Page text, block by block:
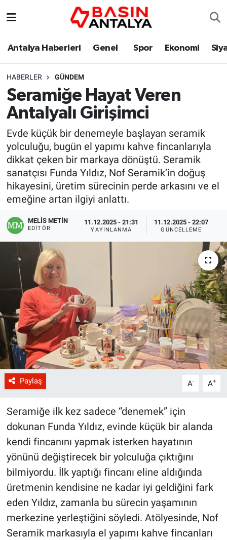
Antalya Haberleri Genel Spor Ekonomi
HABERLER GÜNDEM
Seramiğe Hayat Veren
Antalyalı Girişimci
Evde küçük bir denemeyle başlayan seramik
yolculuğu, bugün el yapımı kahve fincanlarıyla
dikkat çeken bir markaya dönüştü. Seramik
sanatçısı Funda Yıldız, Nof Seramik’in doğuş
hikayesini, üretim sürecinin perde arkasını ve el
emeğine artan ilgiyi anlattı.
MELİS METİN
EDITÖR
11.12.2025 - 21:31
YAYINLANMA
11.12.2025 - 22:07
GÜNCELLEME
Paylaş A- A+
Seramiğe ilk kez sadece “denemek” için
dokunan Funda Yıldız, evinde küçük bir alanda
kendi fincanını yapmak isterken hayatının
yönünü değiştirecek bir yolculuğa çıktığını
bilmiyordu. İlk yaptığı fincanı eline aldığında
üretmenin kendisine ne kadar iyi geldiğini fark
eden Yıldız, zamanla bu sürecin yaşamının
merkezine yerleştiğini söyledi. Atölyesinde, Nof
Seramik markasıyla el yapımı kahve fincanları